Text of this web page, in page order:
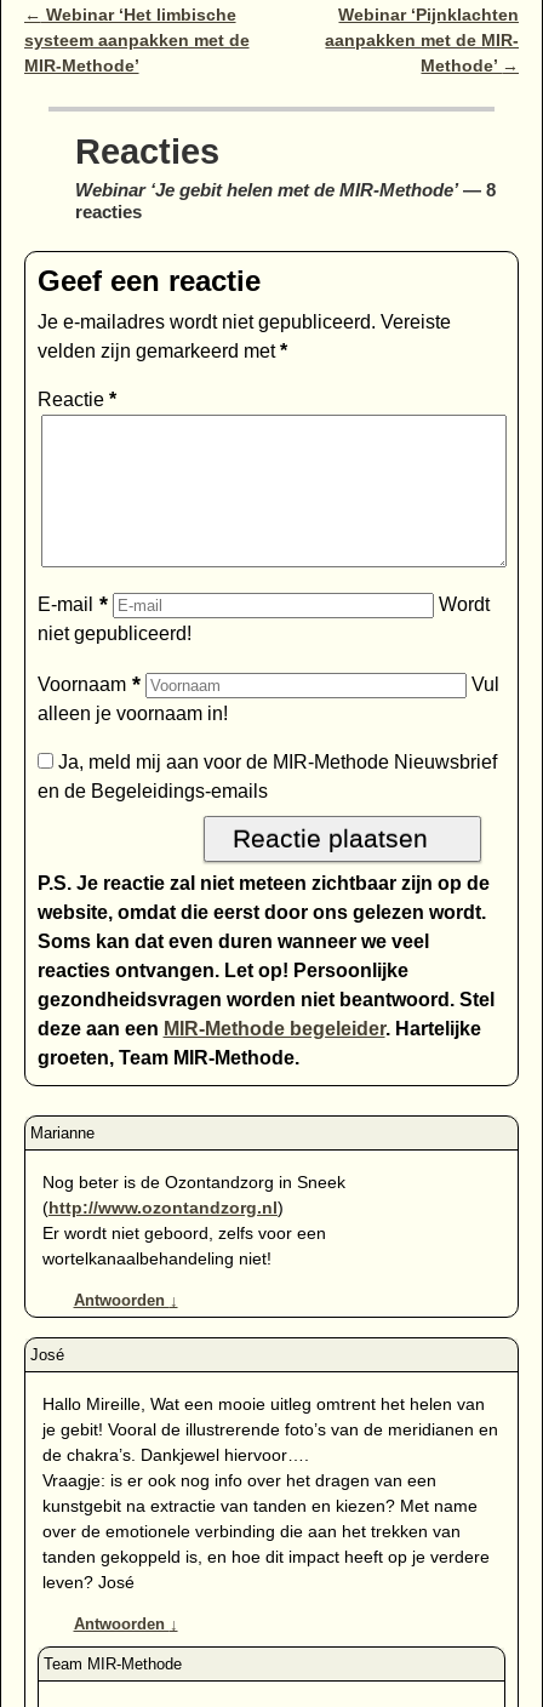
Bericht navigatie
← Webinar ‘Het limbische
systeem aanpakken met de
MIR-Methode’
Webinar ‘Pijnklachten
aanpakken met de MIR-
Methode’ →
Reacties
Webinar ‘Je gebit helen met de MIR-Methode’— 8
reacties
Nog beter is de Ozontandzorg in Sneek
(http://www.ozontandzorg.nl)
Er wordt niet geboord, zelfs voor een
wortelkanaalbehandeling niet!
Antwoorden ↓
Hallo Mireille, Wat een mooie uitleg omtrent het helen van
je gebit! Vooral de illustrerende foto’s van de meridianen en
de chakra’s. Dankjewel hiervoor….
Vraagje: is er ook nog info over het dragen van een
kunstgebit na extractie van tanden en kiezen? Met name
over de emotionele verbinding die aan het trekken van
tanden gekoppeld is, en hoe dit impact heeft op je verdere
leven? José
Antwoorden ↓
Geef een reactie
Je e-mailadres wordt niet gepubliceerd. Vereiste
velden zijn gemarkeerd met*
Reactie *
E-mail *
Wordt
niet gepubliceerd!
Voornaam *
Vul
alleen je voornaam in!
Ja, meld mij aan voor de MIR-Methode Nieuwsbrief
en de Begeleidings-emails
P.S. Je reactie zal niet meteen zichtbaar zijn op de
website, omdat die eerst door ons gelezen wordt.
Soms kan dat even duren wanneer we veel
reacties ontvangen. Let op! Persoonlijke
gezondheidsvragen worden niet beantwoord. Stel
deze aan een MIR-Methode begeleider. Hartelijke
groeten, Team MIR-Methode.